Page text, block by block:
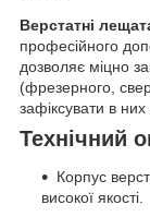
Верстатні
професійного
дозволяє міцно
(фрезерного,
зафіксувати в них
Технічний
Корпус
високої якості.